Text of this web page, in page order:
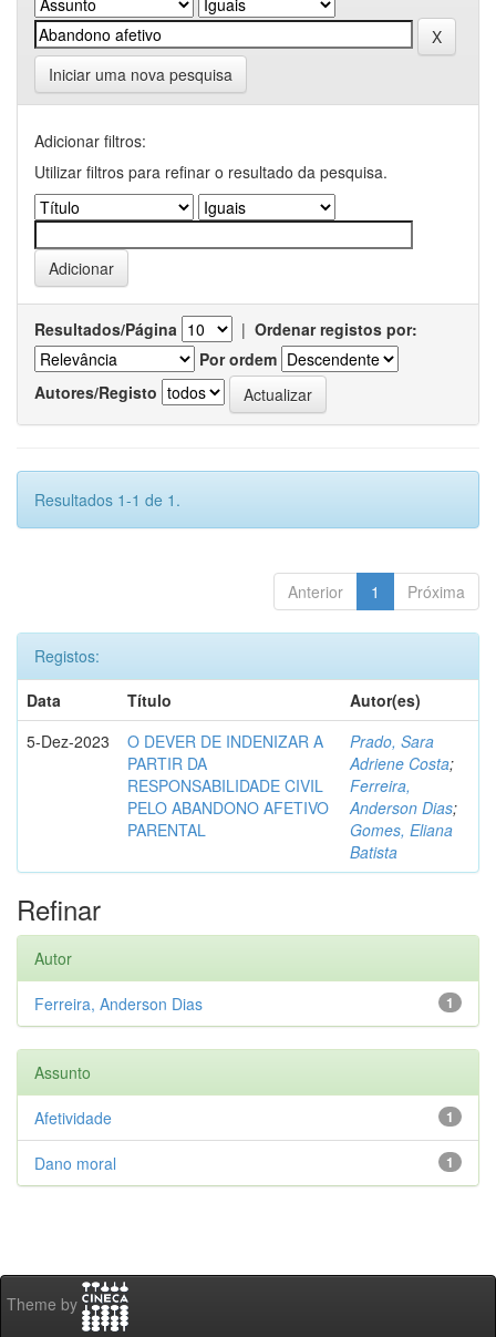
Iniciar uma nova pesquisa
Adicionar filtros:
Utilizar filtros para refinar o resultado da pesquisa.
Resultados/Página | Ordenar registos por:
Por ordem
Autores/Registo
Resultados 1-1 de 1.
Anterior 1 Próxima
Registos:
Data
Título
Autor(es)
5-Dez-2023
O DEVER DE INDENIZAR A
PARTIR DA
RESPONSABILIDADE CIVIL
PELO ABANDONO AFETIVO
PARENTAL
Prado, Sara
Adriene Costa;
Ferreira,
Anderson Dias;
Gomes, Eliana
Batista
Refinar
Autor
1
Ferreira, Anderson Dias
Assunto
1
Afetividade
1
Dano moral
Theme by